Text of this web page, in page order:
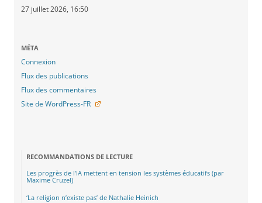
27 juillet 2026, 16:50
MÉTA
Connexion
Flux des publications
Flux des commentaires
Site de WordPress-FR
RECOMMANDATIONS DE LECTURE
Les progrès de l’IA mettent en tension les systèmes éducatifs (par
Maxime Cruzel)
‘La religion n’existe pas’ de Nathalie Heinich